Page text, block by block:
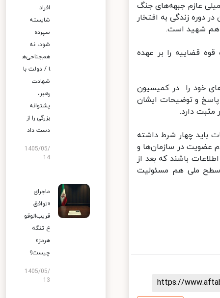
جنگ تحمیلی عازم جبهه‌های جنگ
زندگی به افتخار
هم شهید است.
اطلاعات قوه قضاییه را بر عهده
خود را در کمیسیون
و توضیحات ایشان
دارد.
چهار شرط داشته
عضویت در سازمان‌ها و
باشند که بعد از
سطح ملی هم مسئولیت
https://
افراد
شایسته
سپرده
شود، نه
هم‌جناحی‌ه
ا / دولت با
شهادت
رهبر،
پشتوانه
بزرگی را از
دست داد
1405/05/
14
ماجرای
«توافق
قریب‌الوقو
ع تنگه
هرمز»
چیست؟
1405/05/
13